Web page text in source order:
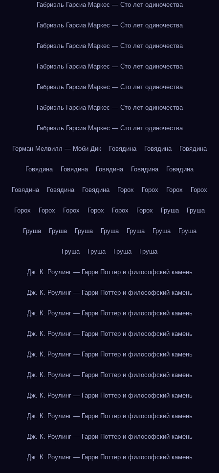
Габриэль Гарсиа Маркес — Сто лет одиночества
Габриэль Гарсиа Маркес — Сто лет одиночества
Габриэль Гарсиа Маркес — Сто лет одиночества
Габриэль Гарсиа Маркес — Сто лет одиночества
Габриэль Гарсиа Маркес — Сто лет одиночества
Габриэль Гарсиа Маркес — Сто лет одиночества
Габриэль Гарсиа Маркес — Сто лет одиночества
Герман Мелвилл — Моби Дик Говядина Говядина Говядина
Говядина Говядина Говядина Говядина Говядина
Говядина Говядина Говядина Горох Горох Горох Горох
Горох Горох Горох Горох Горох Горох Груша Груша
Груша Груша Груша Груша Груша Груша Груша
Груша Груша Груша Груша
Дж. К. Роулинг — Гарри Поттер и философский камень
Дж. К. Роулинг — Гарри Поттер и философский камень
Дж. К. Роулинг — Гарри Поттер и философский камень
Дж. К. Роулинг — Гарри Поттер и философский камень
Дж. К. Роулинг — Гарри Поттер и философский камень
Дж. К. Роулинг — Гарри Поттер и философский камень
Дж. К. Роулинг — Гарри Поттер и философский камень
Дж. К. Роулинг — Гарри Поттер и философский камень
Дж. К. Роулинг — Гарри Поттер и философский камень
Дж. К. Роулинг — Гарри Поттер и философский камень